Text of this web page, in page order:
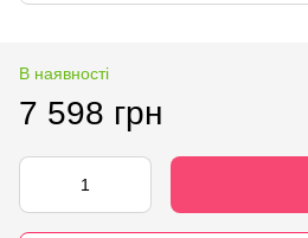
В наявності
7 598 грн